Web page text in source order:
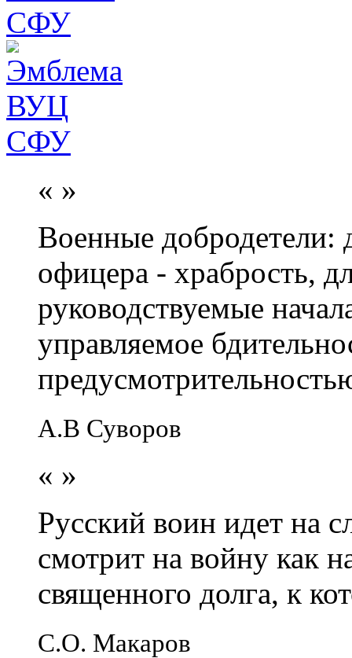
« »
Военные добродетели:
офицера - храбрость,
руководствуемые
управляемое
А.В Суворов
« »
Русский воин идет на
смотрит на войну как
священного долга, к
С.О. Макаров